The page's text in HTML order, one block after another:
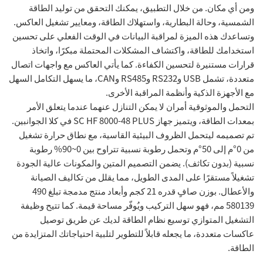
ومن أي مكان. من خلال التطبيق، يمكنك التحقق من توليد الطاقة
الشمسية، وحالة البطارية، واستهلاك الطاقة، ومعايير تشغيل العاكس.
وتساعدك هذه الميزة لمراقبة البيانات في الوقت الفعلي على تحسين
استخدامك للطاقة، واكتشاف المشكلات المحتملة مبكرًا، واتخاذ
قرارات مستنيرة لتحسين الكفاءة. كما يأتي العاكس مع واجهات اتصال
متعددة، تشمل USB وRS232 وRS485 وCAN، ما يسهل التكامل السهل
مع الأجهزة الذكية وأنظمة المراقبة الأخرى.
التحمل والموثوقية أمران لا يمكن التنازل عنهما عندما يتعلق الأمر
بمعدات الطاقة، ويتميز جهاز SC HF 8000-48 PLUS في كلا الجوانبين.
تم تصميمه ليتحمل الظروف البيئية القاسية، مع نطاق حرارة تشغيل
من 0°م إلى 50°م وتحمل رطوبة نسبية تتراوح بين 0~90% رطوبة
نسبية (بدون تكاثف). يضمن التصميم المتين والمكونات عالية الجودة
تشغيلاً مستقرًا على المدى الطويل، مما يقلل من تكاليف الصيانة
والأعطال. بوزن صافٍ قدره 21 كجم وأبعاد منتج مدمجة تبلغ 490
580139 مم، فهو سهل التركيب ويُوفّر مساحة قيمة. كما تتيح وظيفة
التشغيل المتوازي توسيع نظام الطاقة لديك عن طريق توصيل
عاكسات متعددة، ما يجعله قابلاً للتطوير لتلبية احتياجاتك المتزايدة من
الطاقة.